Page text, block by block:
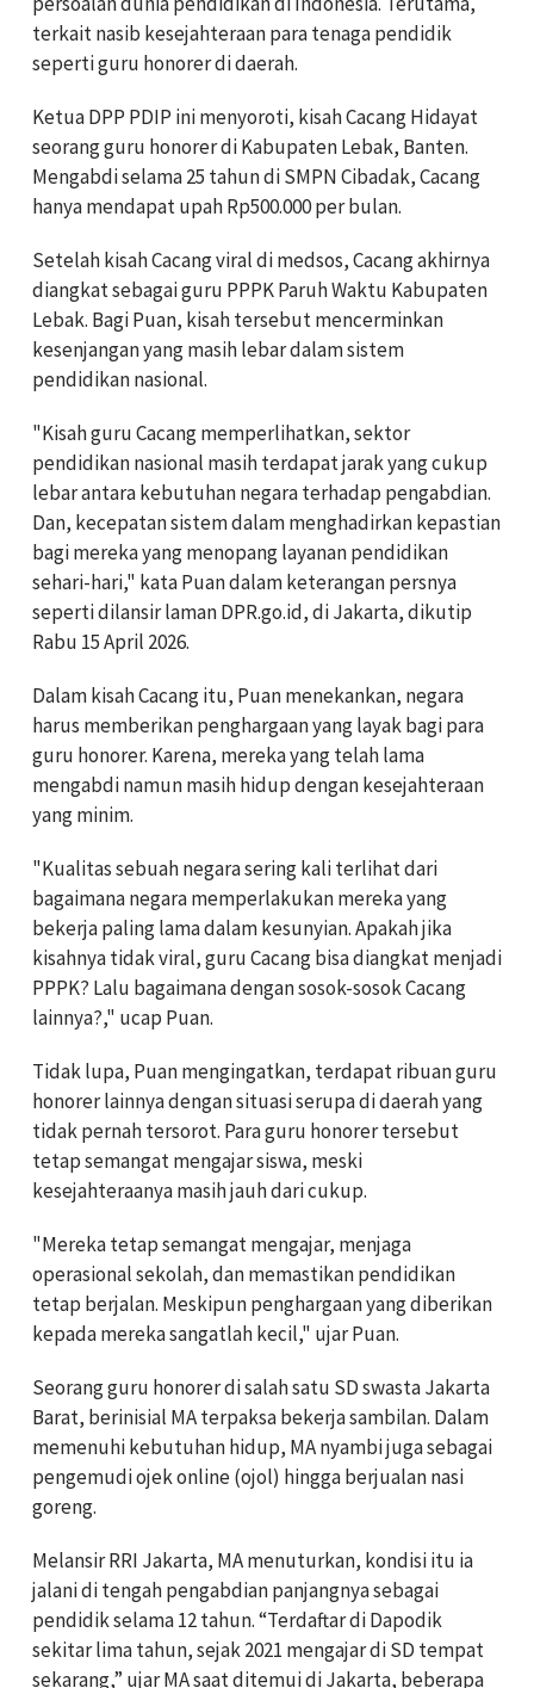
terkait nasib kesejahteraan para tenaga pendidik
seperti guru honorer di daerah.
Ketua DPP PDIP ini menyoroti, kisah Cacang Hidayat
seorang guru honorer di Kabupaten Lebak, Banten.
Mengabdi selama 25 tahun di SMPN Cibadak, Cacang
hanya mendapat upah Rp500.000 per bulan.
Setelah kisah Cacang viral di medsos, Cacang akhirnya
diangkat sebagai guru PPPK Paruh Waktu Kabupaten
Lebak. Bagi Puan, kisah tersebut mencerminkan
kesenjangan yang masih lebar dalam sistem
pendidikan nasional.
"Kisah guru Cacang memperlihatkan, sektor
pendidikan nasional masih terdapat jarak yang cukup
lebar antara kebutuhan negara terhadap pengabdian.
Dan, kecepatan sistem dalam menghadirkan kepastian
bagi mereka yang menopang layanan pendidikan
sehari-hari," kata Puan dalam keterangan persnya
seperti dilansir laman DPR.go.id, di Jakarta, dikutip
Rabu 15 April 2026.
Dalam kisah Cacang itu, Puan menekankan, negara
harus memberikan penghargaan yang layak bagi para
guru honorer. Karena, mereka yang telah lama
mengabdi namun masih hidup dengan kesejahteraan
yang minim.
"Kualitas sebuah negara sering kali terlihat dari
bagaimana negara memperlakukan mereka yang
bekerja paling lama dalam kesunyian. Apakah jika
kisahnya tidak viral, guru Cacang bisa diangkat menjadi
PPPK? Lalu bagaimana dengan sosok-sosok Cacang
lainnya?," ucap Puan.
Tidak lupa, Puan mengingatkan, terdapat ribuan guru
honorer lainnya dengan situasi serupa di daerah yang
tidak pernah tersorot. Para guru honorer tersebut
tetap semangat mengajar siswa, meski
kesejahteraanya masih jauh dari cukup.
"Mereka tetap semangat mengajar, menjaga
operasional sekolah, dan memastikan pendidikan
tetap berjalan. Meskipun penghargaan yang diberikan
kepada mereka sangatlah kecil," ujar Puan.
Seorang guru honorer di salah satu SD swasta Jakarta
Barat, berinisial MA terpaksa bekerja sambilan. Dalam
memenuhi kebutuhan hidup, MA nyambi juga sebagai
pengemudi ojek online (ojol) hingga berjualan nasi
goreng.
Melansir RRI Jakarta, MA menuturkan, kondisi itu ia
jalani di tengah pengabdian panjangnya sebagai
pendidik selama 12 tahun. “Terdaftar di Dapodik
sekitar lima tahun, sejak 2021 mengajar di SD tempat
sekarang,” ujar MA saat ditemui di Jakarta, beberapa